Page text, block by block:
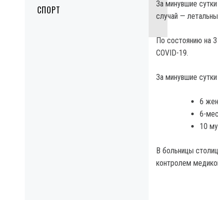
СПОРТ
За минувшие
случай —
По состоянию на
COVID-19.
За минувшие
6
6-
10
В больницы
контролем